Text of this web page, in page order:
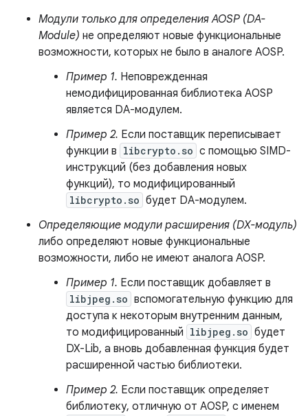
Модули только для определения AOSP (DA-
Module) не определяют новые функциональные
возможности, которых не было в аналоге AOSP.
Пример 1. Неповрежденная
немодифицированная библиотека AOSP
является DA-модулем.
Пример 2. Если поставщик переписывает
функции в libcrypto.so с помощью SIMD-
инструкций (без добавления новых
функций), то модифицированный
libcrypto.so будет DA-модулем.
Определяющие модули расширения (DX-модуль)
либо определяют новые функциональные
возможности, либо не имеют аналога AOSP.
Пример 1. Если поставщик добавляет в
libjpeg.so вспомогательную функцию для
доступа к некоторым внутренним данным,
то модифицированный libjpeg.so будет
DX-Lib, а вновь добавленная функция будет
расширенной частью библиотеки.
Пример 2. Если поставщик определяет
библиотеку, отличную от AOSP, с именем